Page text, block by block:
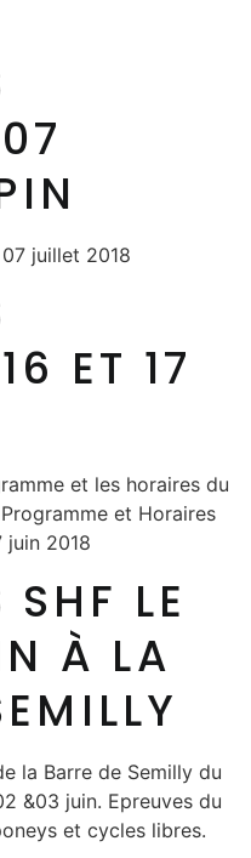
juillet 2018
ET 17
et les horaires du
et Horaires
juin 2018
LE
À LA
la Barre de Semilly du
&03 juin. Epreuves du
et cycles libres.